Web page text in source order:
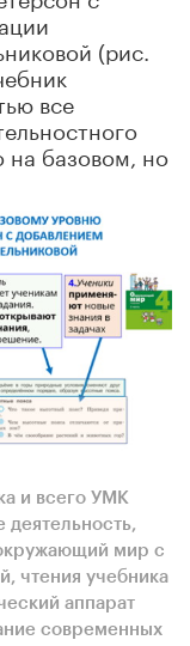
(рис.
все
на базовом, но
и всего УМК
деятельность,
мир с
чтения учебника
аппарат
современных